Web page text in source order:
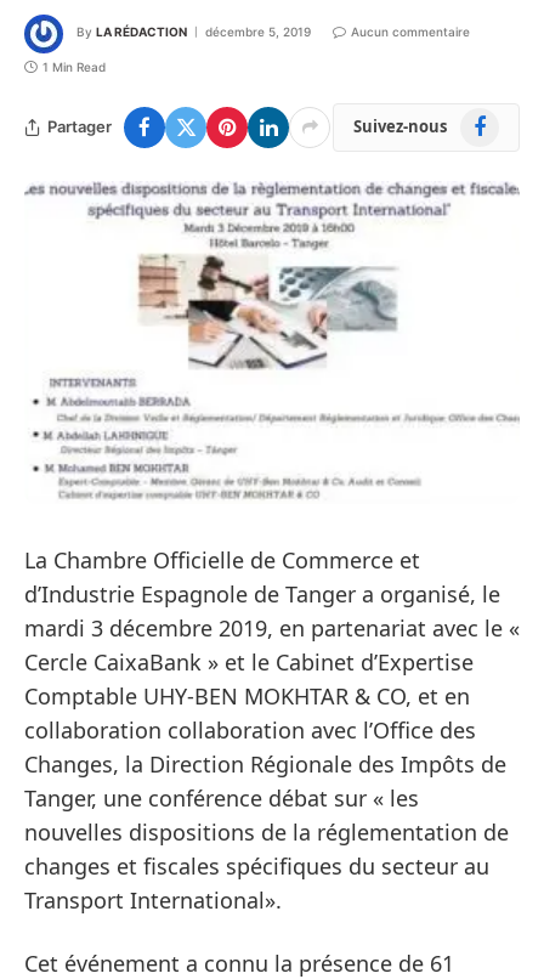
By LA RÉDACTION décembre 5, 2019 Aucun commentaire
1 Min Read
Partager Suivez-nous Facebook
La Chambre Officielle de Commerce et
d’Industrie Espagnole de Tanger a organisé, le
mardi 3 décembre 2019, en partenariat avec le «
Cercle CaixaBank » et le Cabinet d’Expertise
Comptable UHY-BEN MOKHTAR & CO, et en
collaboration collaboration avec l’Office des
Changes, la Direction Régionale des Impôts de
Tanger, une conférence débat sur « les
nouvelles dispositions de la réglementation de
changes et fiscales spécifiques du secteur au
Transport International».
Cet événement a connu la présence de 61